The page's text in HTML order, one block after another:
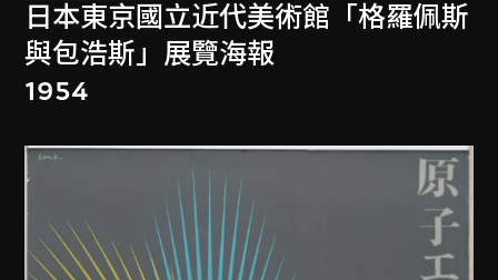
日本東京國立近代美術館「格羅佩斯
與包浩斯」展覽海報
1954